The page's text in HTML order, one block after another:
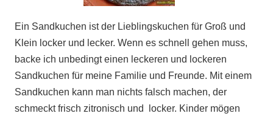
Ein Sandkuchen ist der Lieblingskuchen für Groß und
Klein locker und lecker. Wenn es schnell gehen muss,
backe ich unbedingt einen leckeren und lockeren
Sandkuchen für meine Familie und Freunde. Mit einem
Sandkuchen kann man nichts falsch machen, der
schmeckt frisch zitronisch und locker. Kinder mögen